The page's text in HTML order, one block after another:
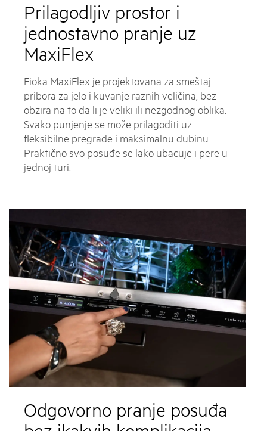
Prilagodljiv prostor i
jednostavno pranje uz
MaxiFlex
Fioka MaxiFlex je projektovana za smeštaj
pribora za jelo i kuvanje raznih veličina, bez
obzira na to da li je veliki ili nezgodnog oblika.
Svako punjenje se može prilagoditi uz
fleksibilne pregrade i maksimalnu dubinu.
Praktično svo posuđe se lako ubacuje i pere u
jednoj turi.
Odgovorno pranje posuđa